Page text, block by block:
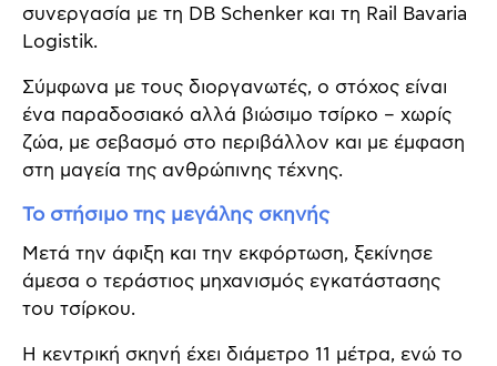
συνεργασία με τη DB Schenker και τη Rail Bavaria
Logistik.
Σύμφωνα με τους διοργανωτές, ο στόχος είναι
ένα παραδοσιακό αλλά βιώσιμο τσίρκο – χωρίς
ζώα, με σεβασμό στο περιβάλλον και με έμφαση
στη μαγεία της ανθρώπινης τέχνης.
Το στήσιμο της μεγάλης σκηνής
Μετά την άφιξη και την εκφόρτωση, ξεκίνησε
άμεσα ο τεράστιος μηχανισμός εγκατάστασης
του τσίρκου.
Η κεντρική σκηνή έχει διάμετρο 11 μέτρα, ενώ το